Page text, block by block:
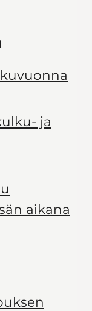
ja
aikana